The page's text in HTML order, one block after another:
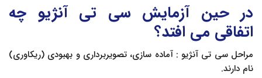
در حین آزمایش سی تی آنژیو چه
اتفاقی می افتد؟
مراحل سی تی آنژیو : آماده سازی، تصویربرداری و بهبودی (ریکاوری)
نام دارند.